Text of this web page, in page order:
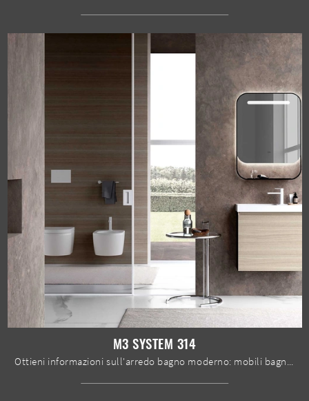
M3 SYSTEM 314
Ottieni informazioni sull'arredo bagno moderno: mobili bagno sospesi in melaminico come il modello M3 System 314 di Baxar ti aspettano.